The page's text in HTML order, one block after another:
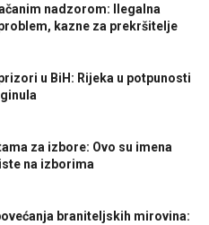
nadzorom: Ilegalna
kazne za prekršitelje
u BiH: Rijeka u potpunosti
za izbore: Ovo su imena
na izborima
braniteljskih mirovina: